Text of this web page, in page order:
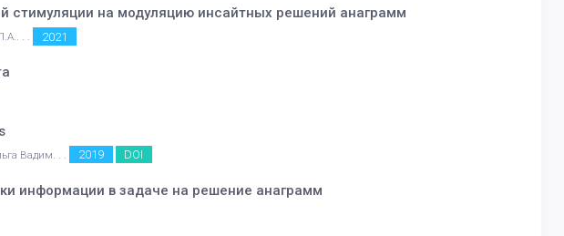
стимуляции на модуляцию инсайтных решений анаграмм
. . 2021
Вадим. . . 2019 DOI
информации в задаче на решение анаграмм